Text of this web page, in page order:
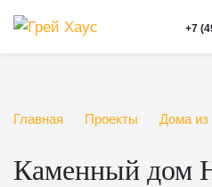
] } }
+7
Главная Проекты Дома
Каменный дом
ПОДГОТОВКА
Геодезия и анализ грунтов
и онлайнскизное